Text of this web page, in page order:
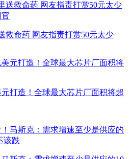
救命药 网友指责打赏50元太少
打造！全球最大芯片厂面积将超